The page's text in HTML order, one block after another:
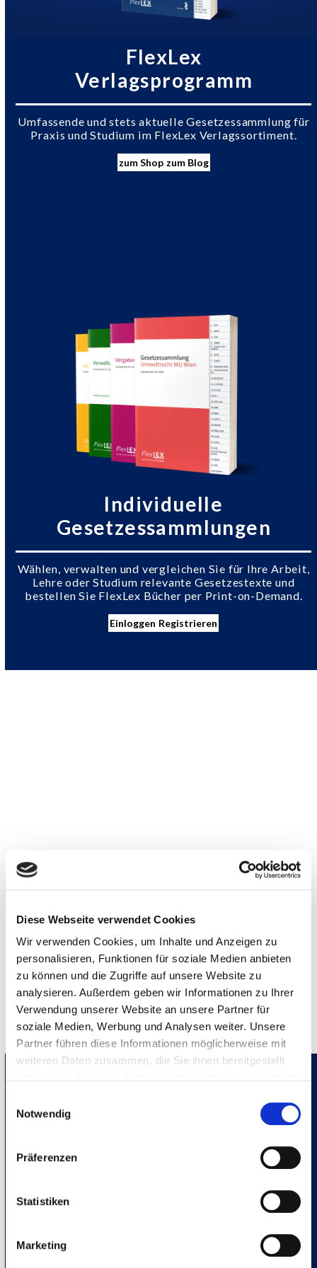
Diese Webseite verwendet Cookies
Wir verwenden Cookies, um Inhalte und Anzeigen zu
personalisieren, Funktionen für soziale Medien anbieten
zu können und die Zugriffe auf unsere Website zu
analysieren. Außerdem geben wir Informationen zu Ihrer
Verwendung unserer Website an unsere Partner für
soziale Medien, Werbung und Analysen weiter. Unsere
Partner führen diese Informationen möglicherweise mit
weiteren Daten zusammen, die Sie ihnen bereitgestellt
Notwendig
Präferenzen
Statistiken
Marketing
FlexLex
Verlagsprogramm
Umfassende und stets aktuelle Gesetzessammlung für
Praxis und Studium im FlexLex Verlagssortiment.
zum Shop zum Blog
Individuelle
Gesetzessammlungen
Wählen, verwalten und vergleichen Sie für Ihre Arbeit,
Lehre oder Studium relevante Gesetzestexte und
bestellen Sie FlexLex Bücher per Print-on-Demand.
Einloggen Registrieren
„FlexLex
–
innovative
Gesetzessammlung“
von
YouTube
Hier klicken, um den Inhalt von YouTube anzuzeigen.
Datenschutzerklärung von YouTube
Inhalt von YouTube immer anzeigen
„FlexLex – die smarte, innovative Gesetzessammlung“ direkt
öffnen